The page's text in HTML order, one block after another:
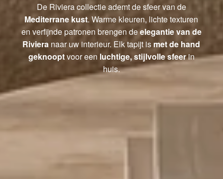
De Riviera collectie ademt de sfeer van de
Mediterrane kust. Warme kleuren, lichte texturen
en verfijnde patronen brengen deelegantie van de
Riviera naar uw interieur. Elk tapijt is met de hand
geknooptvoor een luchtige, stijlvolle sfeerin
huis.